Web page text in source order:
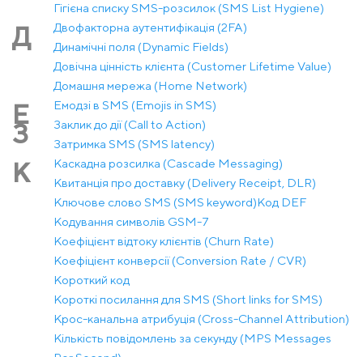
Гігієна списку SMS-розсилок (SMS List Hygiene)
Д
Двофакторна аутентифікація (2FA)
Динамічні поля (Dynamic Fields)
Довічна цінність клієнта (Customer Lifetime Value)
Домашня мережа (Home Network)
Е Емодзі в SMS (Emojis in SMS)
З
Заклик до дії (Call to Action)
Затримка SMS (SMS latency)
К
Каскадна розсилка (Cascade Messaging)
Квитанція про доставку (Delivery Receipt, DLR)
Ключове слово SMS (SMS keyword)Код DEF
Кодування символів GSM-7
Коефіцієнт відтоку клієнтів (Churn Rate)
Коефіцієнт конверсії (Conversion Rate / CVR)
Короткий код
Короткі посилання для SMS (Short links for SMS)
Крос-канальна атрибуція (Cross-Channel Attribution)
Кількість повідомлень за секунду (MPS Messages